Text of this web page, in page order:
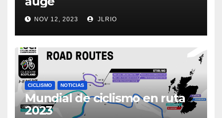
NOV 12, 2023 JLRIO
CICLISMO NOTICIAS
Mundial de ciclismo en ruta
2023